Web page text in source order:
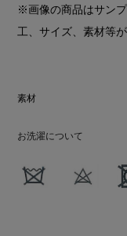
※画像の商品はサン
工、サイズ、素材等
素材
お洗濯について